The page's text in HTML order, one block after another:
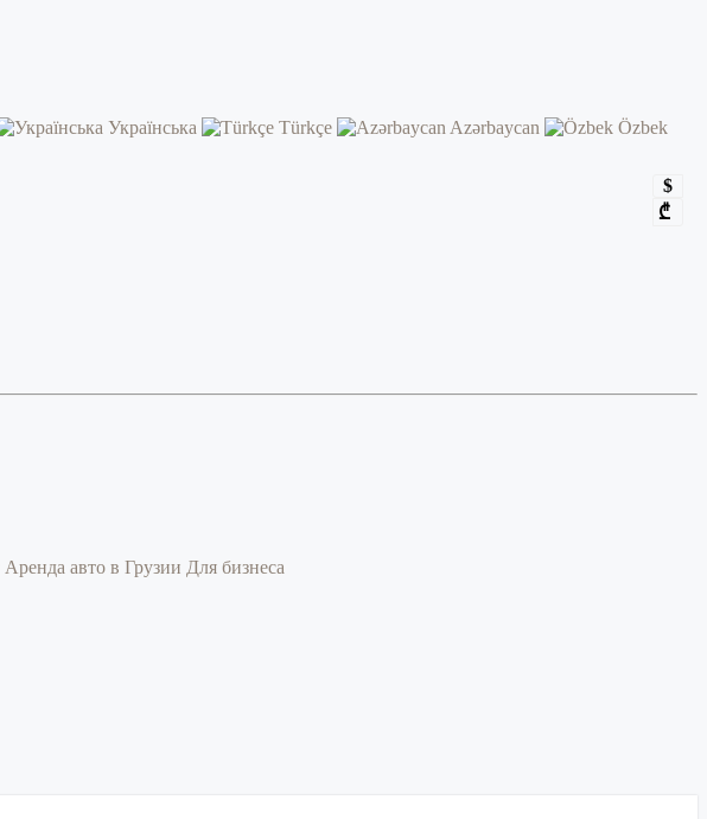
Українська Türkçe Azərbaycan
Özbek
$
₾
Аренда авто в Грузии Для бизнеса